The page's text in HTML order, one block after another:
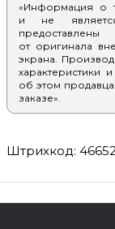
Штрихкод:
«Информация о
и не
от оригинала
экрана.
характеристики
об этом
заказе».